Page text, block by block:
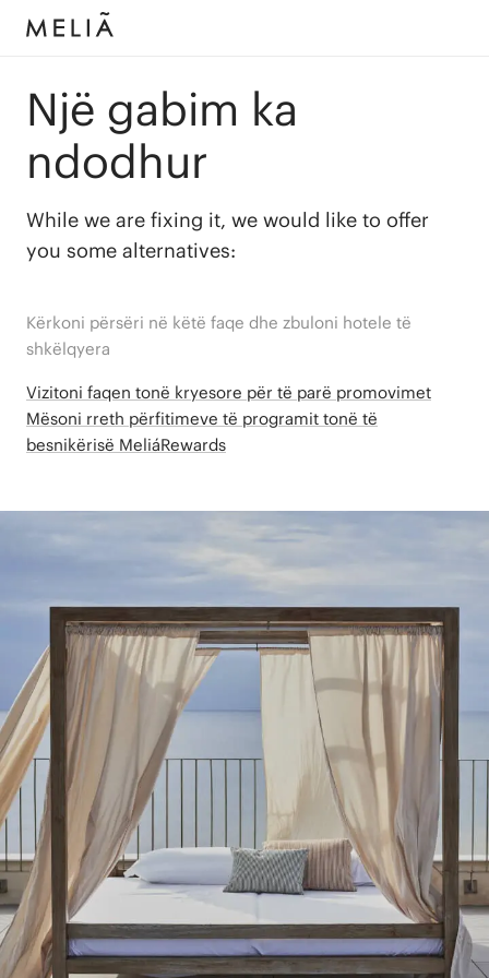
Një gabim ka
ndodhur
While we are fixing it, we would like to offer
you some alternatives:
Kërkoni përsëri në këtë faqe dhe zbuloni hotele të
shkëlqyera
Vizitoni faqen tonë kryesore për të parë promovimet
Mësoni rreth përfitimeve të programit tonë të
besnikërisë MeliáRewards